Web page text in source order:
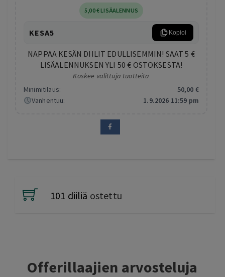
5,00€LISÄALENNUS
KESA5 Kopioi
NAPPAA KESÄN DIILIT EDULLISEMMIN! SAAT 5 €
LISÄALENNUKSEN YLI 50 € OSTOKSESTA!
Koskee valittuja tuotteita
Minimitilaus:
50,00 €
Vanhentuu:
1.9.2026 11:59 pm
101 diiliä ostettu
Offerillaajien arvosteluja